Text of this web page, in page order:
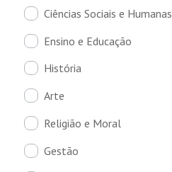
Ciências Sociais e Humanas
Ensino e Educação
História
Arte
Religião e Moral
Gestão